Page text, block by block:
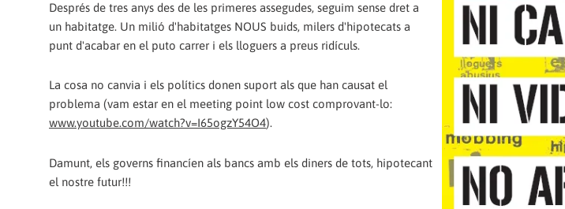
Després de tres anys des de les primeres assegudes, seguim sense dret a
un habitatge. Un milió d'habitatges NOUS buids, milers d'hipotecats a
punt d'acabar en el puto carrer i els lloguers a preus ridículs.
La cosa no canvia i els polítics donen suport als que han causat el
problema (vam estar en el meeting point low cost comprovant-lo:
www.youtube.com/watch?v=I65ogzY54O4).
Damunt, els governs financíen als bancs amb els diners de tots, hipotecant
el nostre futur!!!